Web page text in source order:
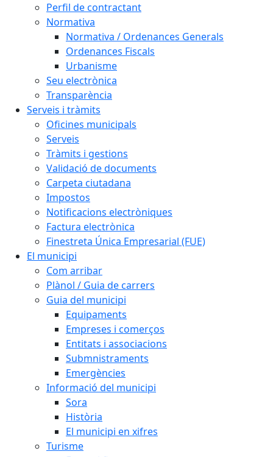
Perfil de contractant
Normativa
Normativa / Ordenances Generals
Ordenances Fiscals
Urbanisme
Seu electrònica
Transparència
Serveis i tràmits
Oficines municipals
Serveis
Tràmits i gestions
Validació de documents
Carpeta ciutadana
Impostos
Notificacions electròniques
Factura electrònica
Finestreta Única Empresarial (FUE)
El municipi
Com arribar
Plànol / Guia de carrers
Guia del municipi
Equipaments
Empreses i comerços
Entitats i associacions
Submnistraments
Emergències
Informació del municipi
Sora
Història
El municipi en xifres
Turisme